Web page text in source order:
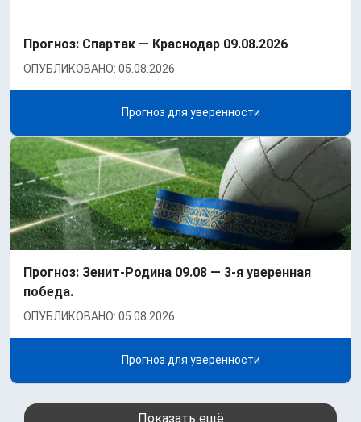
Прогноз: Спартак — Краснодар 09.08.2026
ОПУБЛИКОВАНО: 05.08.2026
Прогноз для уверенности
Прогноз: Зенит-Родина 09.08 — 3-я уверенная
победа.
ОПУБЛИКОВАНО: 05.08.2026
Прогноз для уверенности
Показать ещё